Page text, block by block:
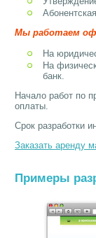
Мы работаем
На
На
банк.
Начало работ по
оплаты.
Срок разработки
Заказать аренду
Примеры